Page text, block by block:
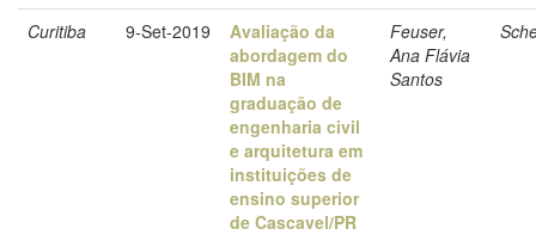
Curitiba 9-Set-2019
Avaliação da
abordagem do
BIM na
graduação de
engenharia civil
e arquitetura em
instituições de
ensino superior
de Cascavel/PR
Feuser,
Ana Flávia
Santos